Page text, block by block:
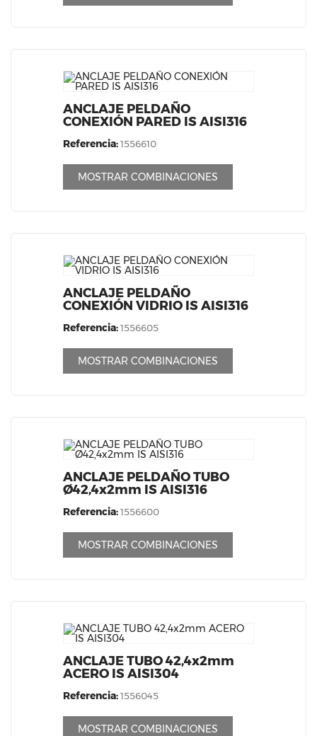
ANCLAJE PELDAÑO
CONEXIÓN PARED IS AISI316
Referencia:1556610
MOSTRAR COMBINACIONES
ANCLAJE PELDAÑO
CONEXIÓN VIDRIO IS AISI316
Referencia:1556605
MOSTRAR COMBINACIONES
ANCLAJE PELDAÑO TUBO
Ø42,4x2mm IS AISI316
Referencia:1556600
MOSTRAR COMBINACIONES
ANCLAJE TUBO 42,4x2mm
ACERO IS AISI304
Referencia:1556045
MOSTRAR COMBINACIONES